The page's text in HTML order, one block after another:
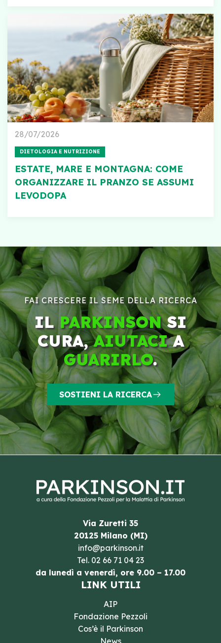
28/07/2026
DIETOLOGIA E NUTRIZIONE
ESTATE, MARE E MONTAGNA: COME
ORGANIZZARE IL PRANZO SE ASSUMI
LEVODOPA
FAI CRESCERE IL SEME DELLA RICERCA
ILPARKINSONSI
CURA,AIUTACIA
GUARIRLO.
SOSTIENI LA RICERCA
Via Zuretti 35
20125 Milano (MI)
info@parkinson.it
Tel. 02 66 71 04 23
da lunedì a venerdì, ore 9.00 – 17.00
LINK UTILI
AIP
Fondazione Pezzoli
Cos’è il Parkinson
News